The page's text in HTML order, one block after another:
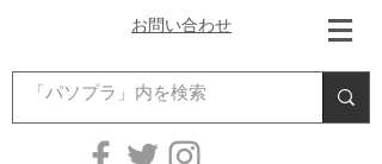
お問い合わせ